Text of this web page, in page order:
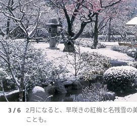
3 / 6
2月になると、早咲きの紅梅と名残雪の
ことも。